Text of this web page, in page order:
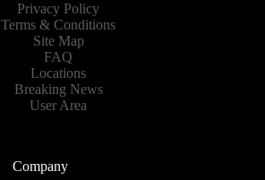
Privacy Policy
Terms & Conditions
Site Map
FAQ
Locations
Breaking News
User Area
Company